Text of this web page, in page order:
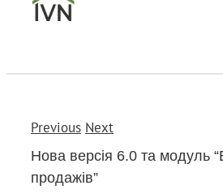
Previous Next
Нова версія 6.0 та модуль
продажів”